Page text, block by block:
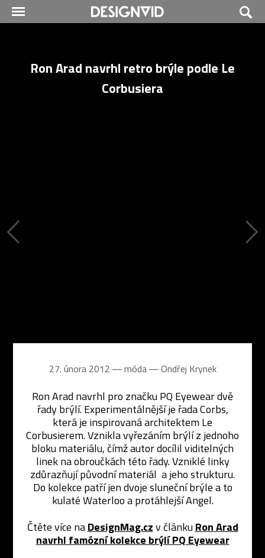
Ron Arad navrhl retro brýle podle Le
Corbusiera
27. února 2012 ― móda ―Ondřej Krynek
Ron Arad navrhl pro značku PQ Eyewear dvě
řady brýlí. Experimentálnější je řada Corbs,
která je inspirovaná architektem Le
Corbusierem. Vznikla vyřezáním brýlí z jednoho
bloku materiálu, čímž autor docílil viditelných
linek na obroučkách této řady. Vzniklé linky
zdůrazňují původní materiál a jeho strukturu.
Do kolekce patří jen dvoje sluneční brýle a to
kulaté Waterloo a protáhlejší Angel.
Čtěte více naDesignMag.czv článkuRon Arad
navrhl famózní kolekce brýlí PQ Eyewear